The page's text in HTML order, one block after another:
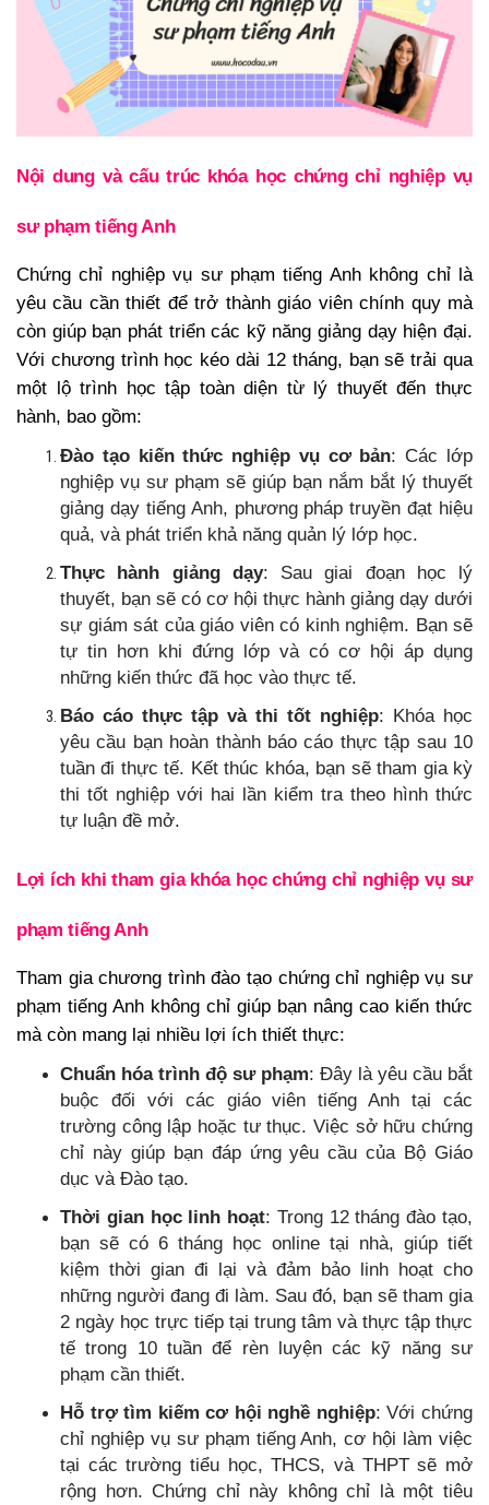
Nội dung và cấu trúc khóa học chứng chỉ nghiệp vụ
sư phạm tiếng Anh
Chứng chỉ nghiệp vụ sư phạm tiếng Anh không chỉ là
yêu cầu cần thiết để trở thành giáo viên chính quy mà
còn giúp bạn phát triển các kỹ năng giảng dạy hiện đại.
Với chương trình học kéo dài 12 tháng, bạn sẽ trải qua
một lộ trình học tập toàn diện từ lý thuyết đến thực
hành, bao gồm:
Đào tạo kiến thức nghiệp vụ cơ bản: Các lớp
nghiệp vụ sư phạm sẽ giúp bạn nắm bắt lý thuyết
giảng dạy tiếng Anh, phương pháp truyền đạt hiệu
quả, và phát triển khả năng quản lý lớp học.
Thực hành giảng dạy: Sau giai đoạn học lý
thuyết, bạn sẽ có cơ hội thực hành giảng dạy dưới
sự giám sát của giáo viên có kinh nghiệm. Bạn sẽ
tự tin hơn khi đứng lớp và có cơ hội áp dụng
những kiến thức đã học vào thực tế.
Báo cáo thực tập và thi tốt nghiệp: Khóa học
yêu cầu bạn hoàn thành báo cáo thực tập sau 10
tuần đi thực tế. Kết thúc khóa, bạn sẽ tham gia kỳ
thi tốt nghiệp với hai lần kiểm tra theo hình thức
tự luận đề mở.
Lợi ích khi tham gia khóa học chứng chỉ nghiệp vụ sư
phạm tiếng Anh
Tham gia chương trình đào tạo chứng chỉ nghiệp vụ sư
phạm tiếng Anh không chỉ giúp bạn nâng cao kiến thức
mà còn mang lại nhiều lợi ích thiết thực:
Chuẩn hóa trình độ sư phạm: Đây là yêu cầu bắt
buộc đối với các giáo viên tiếng Anh tại các
trường công lập hoặc tư thục. Việc sở hữu chứng
chỉ này giúp bạn đáp ứng yêu cầu của Bộ Giáo
dục và Đào tạo.
Thời gian học linh hoạt: Trong 12 tháng đào tạo,
bạn sẽ có 6 tháng học online tại nhà, giúp tiết
kiệm thời gian đi lại và đảm bảo linh hoạt cho
những người đang đi làm. Sau đó, bạn sẽ tham gia
2 ngày học trực tiếp tại trung tâm và thực tập thực
tế trong 10 tuần để rèn luyện các kỹ năng sư
phạm cần thiết.
Hỗ trợ tìm kiếm cơ hội nghề nghiệp: Với chứng
chỉ nghiệp vụ sư phạm tiếng Anh, cơ hội làm việc
tại các trường tiểu học, THCS, và THPT sẽ mở
rộng hơn. Chứng chỉ này không chỉ là một tiêu